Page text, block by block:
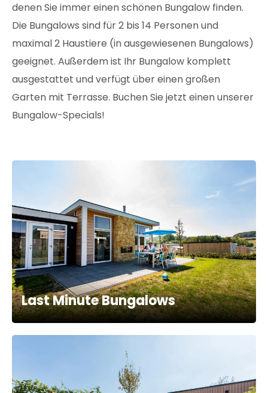
denen Sie immer einen schönen Bungalow finden.
Die Bungalows sind für 2 bis 14 Personen und
maximal 2 Haustiere (in ausgewiesenen Bungalows)
geeignet. Außerdem ist Ihr Bungalow komplett
ausgestattet und verfügt über einen großen
Garten mit Terrasse. Buchen Sie jetzt einen unserer
Bungalow-Specials!
Last Minute Bungalows